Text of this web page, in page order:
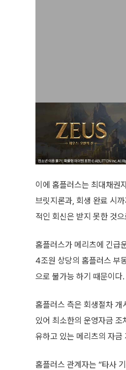
이에 홈플러스는 최대채권
브릿지론과, 회생 완료 시
적인 회신은 받지 못한 것
홈플러스가 메리츠에 긴급
4조원 상당의 홈플러스 부
으로 불가능 하기 때문이다.
홈플러스 측은 회생절차
있어 최소한의 운영자금
유하고 있는 메리츠의 자금
홈플러스 관계자는 “타사